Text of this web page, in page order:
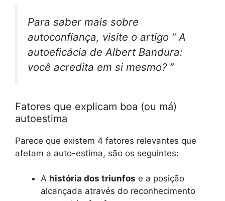
Para saber mais sobre
autoconfiança, visite o artigo “ A
autoeficácia de Albert Bandura:
você acredita em si mesmo? ”
Fatores que explicam boa (ou má)
autoestima
Parece que existem 4 fatores relevantes que
afetam a auto-estima, são os seguintes:
A história dos triunfos e a posição
alcançada através do reconhecimento